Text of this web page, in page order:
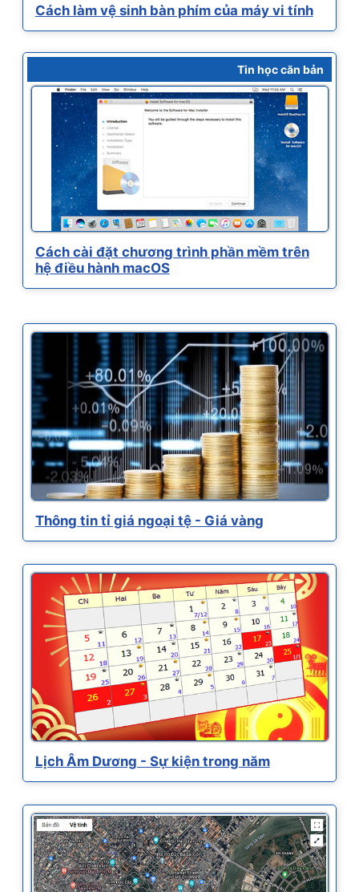
Cách làm vệ sinh bàn phím của máy vi tính
Tin học căn bản
Cách cài đặt chương trình phần mềm trên
hệ điều hành macOS
Thông tin tỉ giá ngoại tệ - Giá vàng
Lịch Âm Dương - Sự kiện trong năm